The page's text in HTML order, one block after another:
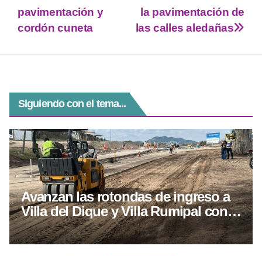
t
t
t
s
p
e
g
m
s
e
e
r
k
la pavimentación de
las calles aledañas
pavimentación y
cordón cuneta
Siguiendo con el tema...
Avanzan las rotondas de ingreso a
Villa del Dique y Villa Rumipal con
más del 50% de ejecución